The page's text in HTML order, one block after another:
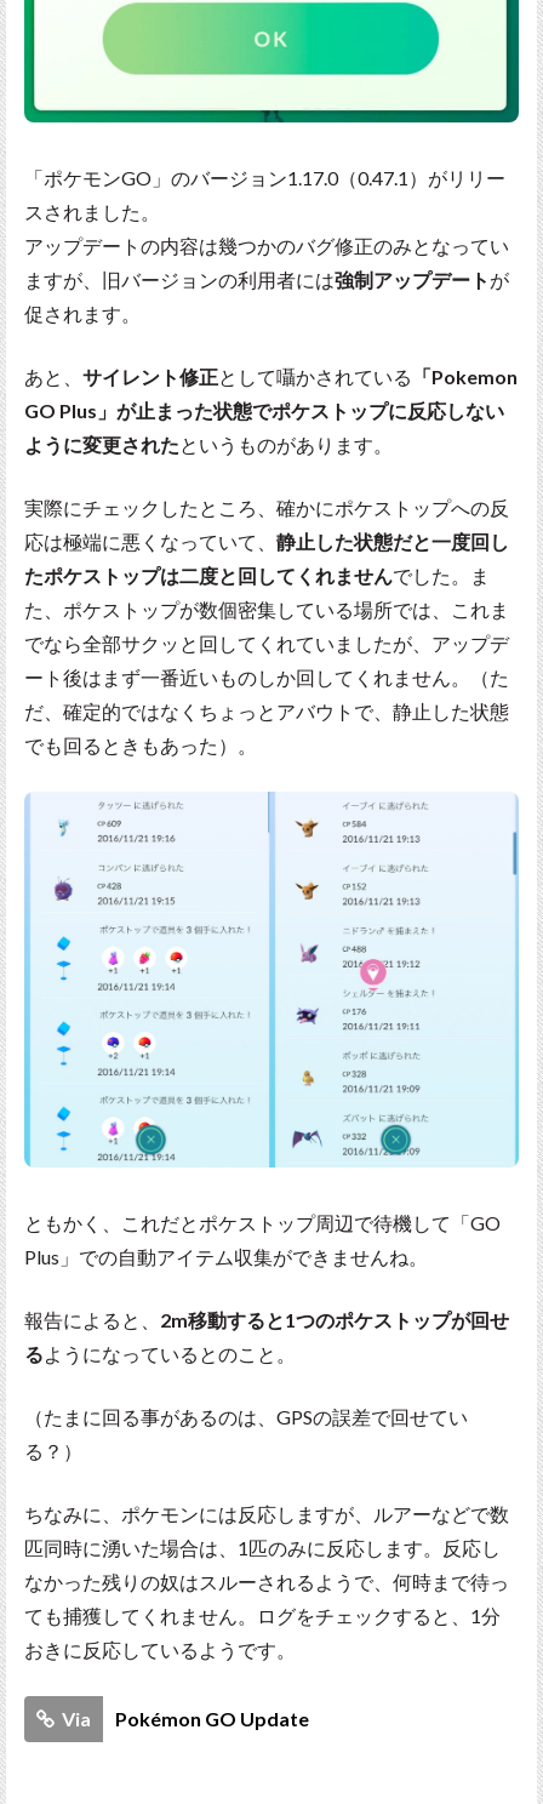
「ポケモンGO」のバージョン1.17.0（0.47.1）がリリー
スされました。
アップデートの内容は幾つかのバグ修正のみとなってい
ますが、旧バージョンの利用者には強制アップデート が
促されます。
あと、 サイレント修正として囁かされている 「Pokemon
GO Plus」が止まった状態でポケストップに反応しない
ように変更された というものがあります。
実際にチェックしたところ、確かにポケストップへの反
応は極端に悪くなっていて、 静止した状態だと一度回し
たポケストップは二度と回してくれませんでした。ま
た、ポケストップが数個密集している場所では、これま
でなら全部サクッと回してくれていましたが、アップデ
ート後はまず一番近いものしか回してくれません。（た
だ、確定的ではなくちょっとアバウトで、静止した状態
でも回るときもあった）。
ともかく、これだとポケストップ周辺で待機して「GO
Plus」での自動アイテム収集ができませんね。
報告によると、 2m移動すると1つのポケストップが回せ
るようになっているとのこと。
（たまに回る事があるのは、GPSの誤差で回せてい
る？）
ちなみに、ポケモンには反応しますが、ルアーなどで数
匹同時に湧いた場合は、1匹のみに反応します。反応し
なかった残りの奴はスルーされるようで、何時まで待っ
ても捕獲してくれません。ログをチェックすると、1分
おきに反応しているようです。
Via Pokémon GO Update